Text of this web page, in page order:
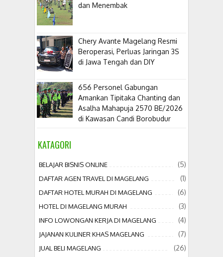
dan Menembak
​Chery Avante Magelang Resmi
Beroperasi, Perluas Jaringan 3S
di Jawa Tengah dan DIY
656 Personel Gabungan
Amankan Tipitaka Chanting dan
Asalha Mahapuja 2570 BE/2026
di Kawasan Candi Borobudur
KATAGORI
BELAJAR BISNIS ONLINE (5)
DAFTAR AGEN TRAVEL DI MAGELANG (1)
DAFTAR HOTEL MURAH DI MAGELANG (6)
HOTEL DI MAGELANG MURAH (3)
INFO LOWONGAN KERJA DI MAGELANG (4)
JAJANAN KULINER KHAS MAGELANG (7)
JUAL BELI MAGELANG (26)